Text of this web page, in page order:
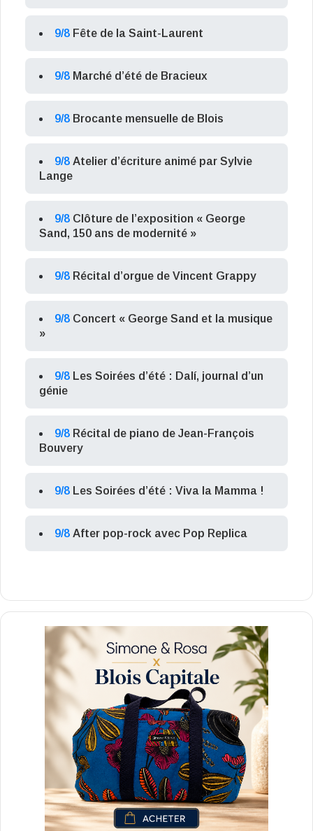
9/8 Fête de la Saint-Laurent
9/8 Marché d’été de Bracieux
9/8 Brocante mensuelle de Blois
9/8 Atelier d’écriture animé par Sylvie
Lange
9/8 Clôture de l’exposition « George
Sand, 150 ans de modernité »
9/8 Récital d’orgue de Vincent Grappy
9/8 Concert « George Sand et la musique
»
9/8 Les Soirées d’été : Dalí, journal d’un
génie
9/8 Récital de piano de Jean-François
Bouvery
9/8 Les Soirées d’été : Viva la Mamma !
9/8 After pop-rock avec Pop Replica